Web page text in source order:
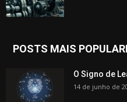
POSTS MAIS
O Signo de
14 de junho de